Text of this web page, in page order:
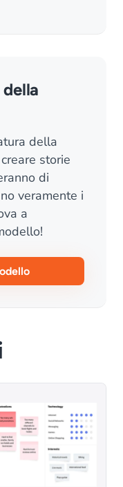
della
storie
di
veramente i
a